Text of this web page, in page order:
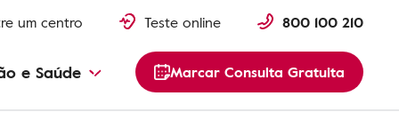
um centro Teste online 800 100 210
e Saúde Marcar Consulta Gratuita